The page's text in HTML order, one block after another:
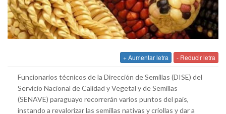
+ Aumentar letra - Reducir letra
Funcionarios técnicos de la Dirección de Semillas (DISE) del
Servicio Nacional de Calidad y Vegetal y de Semillas
(SENAVE) paraguayo recorrerán varios puntos del país,
instando a revalorizar las semillas nativas y criollas y dar a